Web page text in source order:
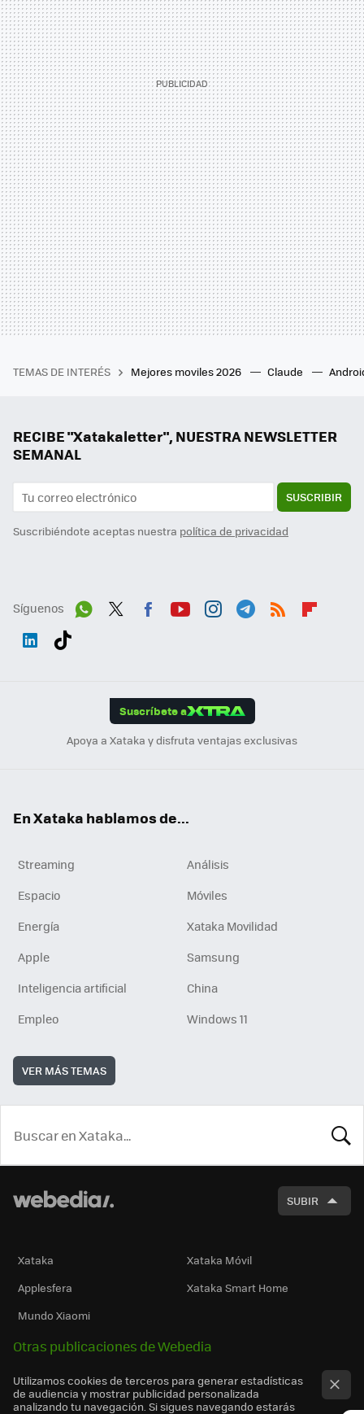
TEMAS DE INTERÉS Mejores moviles 2026 Claude
RECIBE "Xatakaletter", NUESTRA NEWSLETTER
SEMANAL
SUSCRIBIR
Suscribiéndote aceptas nuestra política de privacidad
Síguenos
Suscríbete a
Apoya a Xataka y disfruta ventajas exclusivas
En Xataka hablamos de...
Streaming
Análisis
Espacio
Móviles
Energía
Xataka Movilidad
Apple
Samsung
Inteligencia artificial
China
Empleo
Windows 11
VER MÁS TEMAS
SUBIR
Xataka
Xataka Móvil
Applesfera
Xataka Smart Home
Mundo Xiaomi
Otras publicaciones de Webedia
Utilizamos cookies de terceros para generar estadísticas
de audiencia y mostrar publicidad personalizada
analizando tu navegación. Si sigues navegando estarás